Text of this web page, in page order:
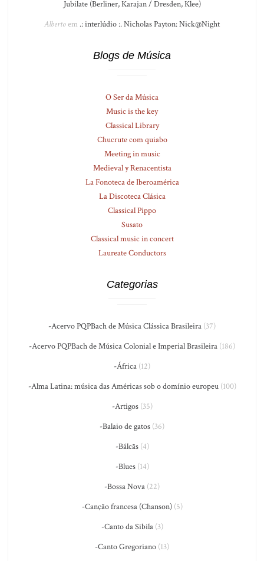
Jubilate (Berliner, Karajan / Dresden, Klee)
Albertoem .: interlúdio :. Nicholas Payton: Nick@Night
Blogs de Música
O Ser da Música
Music is the key
Classical Library
Chucrute com quiabo
Meeting in music
Medieval y Renacentista
La Fonoteca de Iberoamérica
La Discoteca Clásica
Classical Pippo
Susato
Classical music in concert
Laureate Conductors
Categorias
-Acervo PQPBach de Música Clássica Brasileira (37)
-Acervo PQPBach de Música Colonial e Imperial Brasileira (186)
-África (12)
-Alma Latina: música das Américas sob o domínio europeu(100)
-Artigos(35)
-Balaio de gatos (36)
-Bálcãs(4)
-Blues(14)
-Bossa Nova (22)
-Canção francesa (Chanson)(5)
-Canto da Sibila(3)
-Canto Gregoriano (13)